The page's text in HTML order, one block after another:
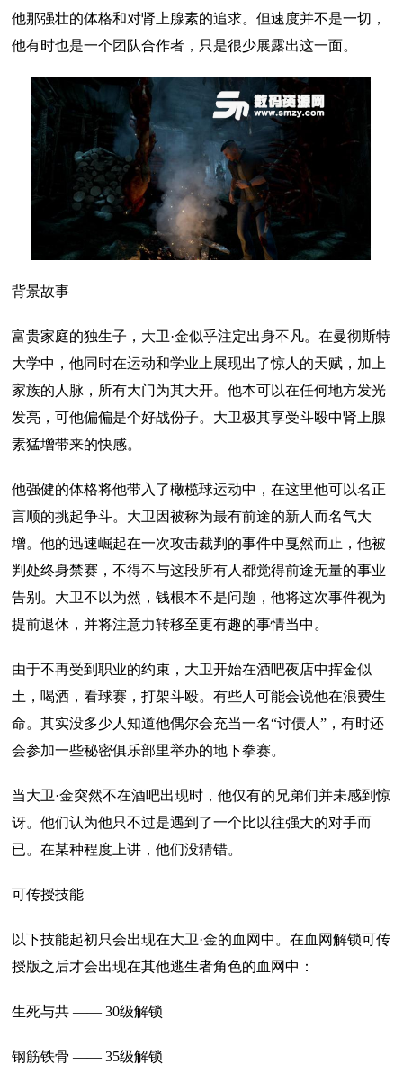
他那强壮的体格和对肾上腺素的追求。但速度并不是一切，
他有时也是一个团队合作者，只是很少展露出这一面。
背景故事
富贵家庭的独生子，大卫·金似乎注定出身不凡。在曼彻斯特
大学中，他同时在运动和学业上展现出了惊人的天赋，加上
家族的人脉，所有大门为其大开。他本可以在任何地方发光
发亮，可他偏偏是个好战份子。大卫极其享受斗殴中肾上腺
素猛增带来的快感。
他强健的体格将他带入了橄榄球运动中，在这里他可以名正
言顺的挑起争斗。大卫因被称为最有前途的新人而名气大
增。他的迅速崛起在一次攻击裁判的事件中戛然而止，他被
判处终身禁赛，不得不与这段所有人都觉得前途无量的事业
告别。大卫不以为然，钱根本不是问题，他将这次事件视为
提前退休，并将注意力转移至更有趣的事情当中。
由于不再受到职业的约束，大卫开始在酒吧夜店中挥金似
土，喝酒，看球赛，打架斗殴。有些人可能会说他在浪费生
命。其实没多少人知道他偶尔会充当一名“讨债人”，有时还
会参加一些秘密俱乐部里举办的地下拳赛。
当大卫·金突然不在酒吧出现时，他仅有的兄弟们并未感到惊
讶。他们认为他只不过是遇到了一个比以往强大的对手而
已。在某种程度上讲，他们没猜错。
可传授技能
以下技能起初只会出现在大卫·金的血网中。在血网解锁可传
授版之后才会出现在其他逃生者角色的血网中：
生死与共 —— 30级解锁
钢筋铁骨 —— 35级解锁